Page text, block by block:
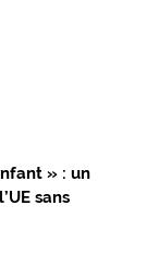
» : un
sans